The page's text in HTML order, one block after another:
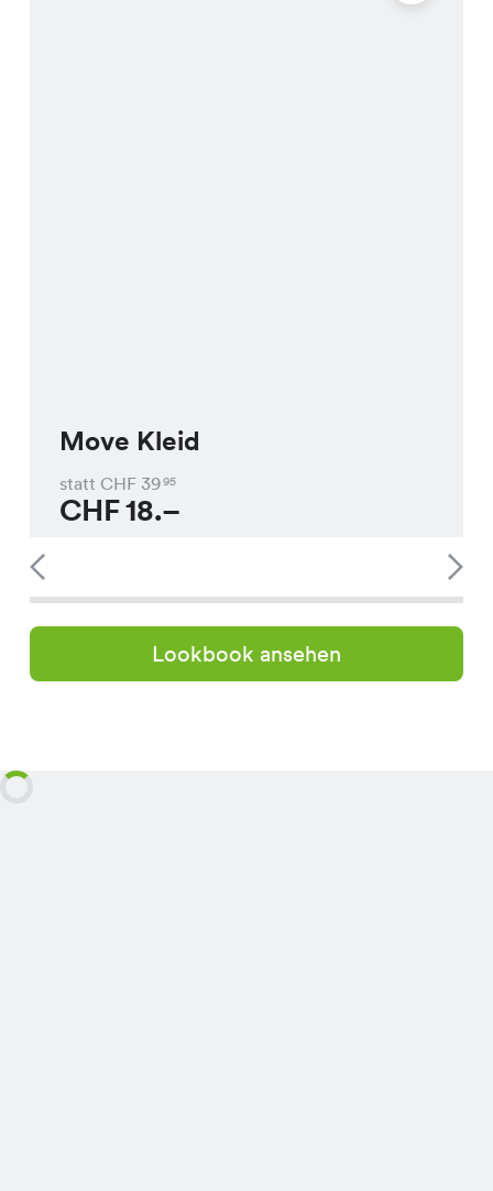
Move Kleid
statt CHF 3995
CHF18.–
Lookbook ansehen